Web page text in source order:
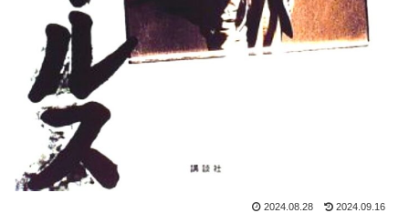
2024.08.28 2024.09.16